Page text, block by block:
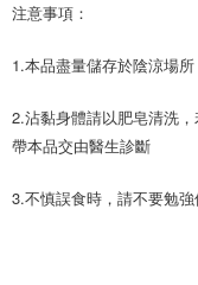
注意事項：
1.本品盡量儲存於陰涼場
2.沾黏身體請以肥皂清洗
帶本品交由醫生診斷
3.不慎誤食時，請不要勉